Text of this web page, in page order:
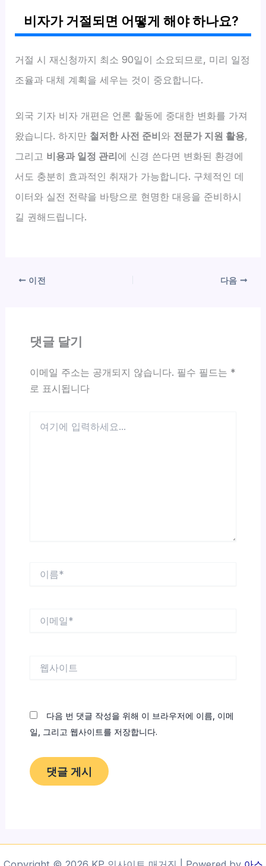
비자가 거절되면 어떻게 해야 하나요?
거절 시 재신청까지 최소 90일이 소요되므로, 미리 일정
조율과 대체 계획을 세우는 것이 중요합니다.
외국 기자 비자 개편은 언론 활동에 중대한 변화를 가져
왔습니다. 하지만 철저한 사전 준비와 전문가 지원 활용,
그리고 비용과 일정 관리에 신경 쓴다면 변화된 환경에
서도 충분히 효과적인 취재가 가능합니다. 구체적인 데
이터와 실전 전략을 바탕으로 현명한 대응을 준비하시
길 권해드립니다.
이전 다음
댓글 달기
이메일 주소는 공개되지 않습니다. 필수 필드는 *
로 표시됩니다
다음 번 댓글 작성을 위해 이 브라우저에 이름, 이메
일, 그리고 웹사이트를 저장합니다.